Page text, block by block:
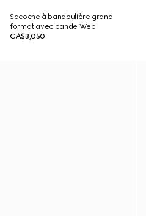
Sacoche à bandoulière grand
format avec bande Web
CA$3,050